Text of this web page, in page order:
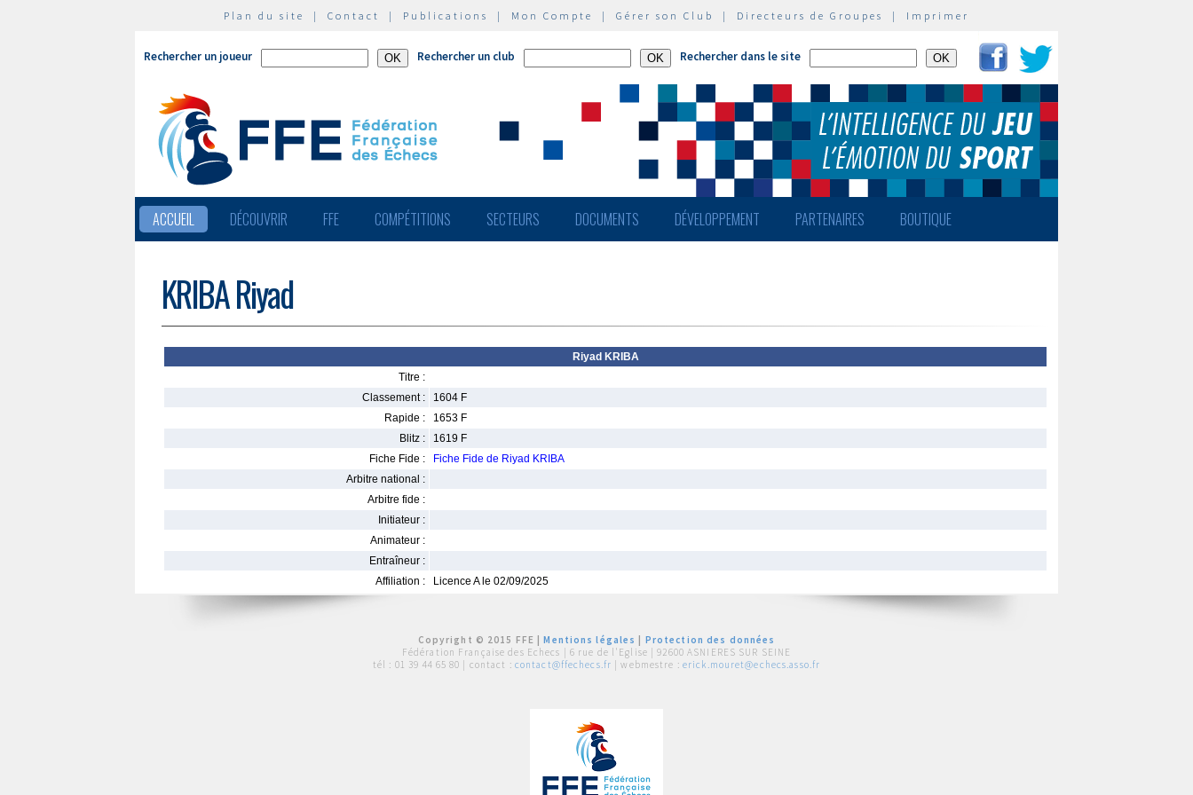
Plan du site | Contact | Publications | Mon Compte | Gérer son Club | Directeurs de Groupes | Imprimer
Rechercher un joueur Rechercher un club Rechercher dans le site
ACCUEIL DÉCOUVRIR FFE COMPÉTITIONS SECTEURS DOCUMENTS DÉVELOPPEMENT PARTENAIRES BOUTIQUE
KRIBA Riyad
Riyad KRIBA
Titre :
Classement :
1604 F
Rapide :
1653 F
Blitz :
1619 F
Fiche Fide :
Fiche Fide de Riyad KRIBA
Arbitre national :
Arbitre fide :
Initiateur :
Animateur :
Entraîneur :
Affiliation :
Licence A le 02/09/2025
Copyright © 2015 FFE |Mentions légales
Protection des données
Fédération Française des Echecs | 6 rue de l'Eglise | 92600 ASNIERES SUR SEINE
tél : 01 39 44 65 80 | contact : contact@ffechecs.fr | webmestre : erick.mouret@echecs.asso.fr